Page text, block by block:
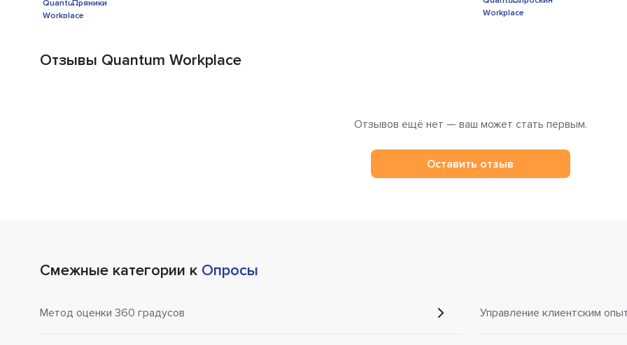
Отзывы Quantum Workplace
Отзывов ещё нет — ваш может стать первым.
Оставить отзыв
Смежные категории к Опросы
Метод оценки 360 градусов Управление клиентским